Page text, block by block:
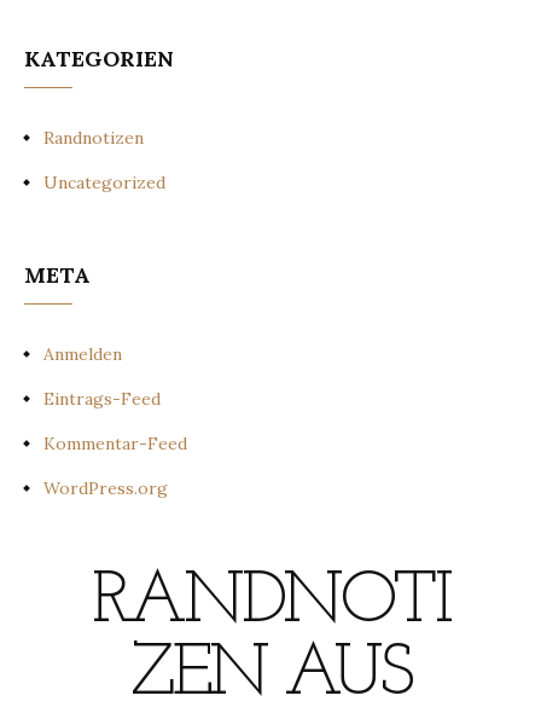
KATEGORIEN
Randnotizen
Uncategorized
META
Anmelden
Eintrags-Feed
Kommentar-Feed
WordPress.org
RANDNOTI
ZEN AUS